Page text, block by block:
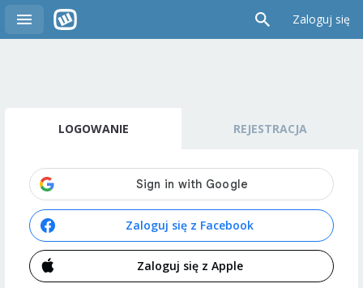
Zaloguj się
LOGOWANIE REJESTRACJA
Zaloguj się z Facebook
Zaloguj się z Apple